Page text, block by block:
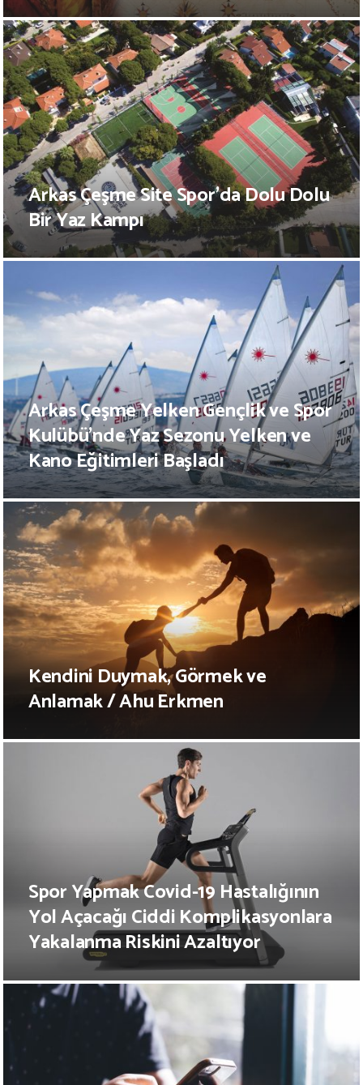
Arkas Çeşme Site Spor’da Dolu Dolu
Bir Yaz Kampı
Arkas Çeşme Yelken Gençlik ve Spor
Kulübü’nde Yaz Sezonu Yelken ve
Kano Eğitimleri Başladı
Kendini Duymak, Görmek ve
Anlamak / Ahu Erkmen
Spor Yapmak Covid-19 Hastalığının
Yol Açacağı Ciddi Komplikasyonlara
Yakalanma Riskini Azaltıyor